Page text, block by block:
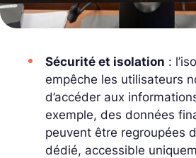
Sécurité et isolation :
empêche les utilisateurs
d’accéder aux
exemple, des données
peuvent être regroupées
dédié, accessible